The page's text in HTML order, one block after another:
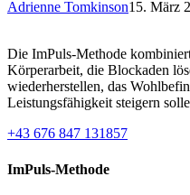
Adrienne Tomkinson15. März
Die ImPuls-Methode
Körperarbeit, die Blockaden
wiederherstellen, das
Leistungsfähigkeit steigern
+43 676 847 131857
ImPuls-Methode